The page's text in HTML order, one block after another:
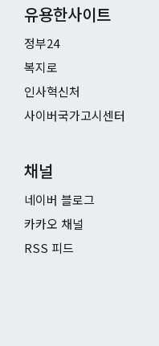
유용한사이트
정부24
복지로
인사혁신처
사이버국가고시센터
채널
네이버 블로그
카카오 채널
RSS 피드